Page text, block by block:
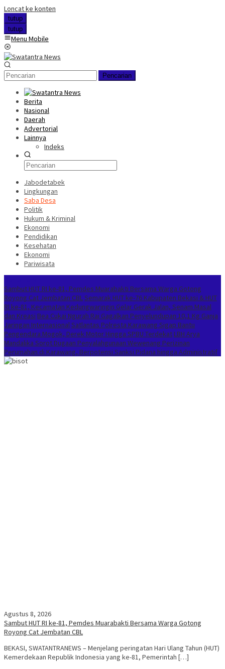
Loncat ke konten
tutup
tutup
Menu Mobile
Pencarian
Berita
Nasional
Daerah
Advertorial
Lainnya
Indeks
Jabodetabek
Lingkungan
Saba Desa
Politik
Hukum & Kriminal
Ekonomi
Pendidikan
Kesehatan
Ekonomi
Pariwisata
Sambut HUT RI ke-81, Pemdes Muarabakti Bersama Warga Gotong
Royong Cat Jembatan CBLSemarak HUT ke-76 Kabupaten Bekasi & HUT
RI ke-81, Kecamatan Kedungwaringin Gelar Gerak Jalan, Senam Masal
dan Kreasi Bea Cukai Ngurah Rai Gagalkan Penyelundupan 10,1 Kg Ganja
Jaringan InternasionalSatlantas Polresta Karawang Sigap Bantu
Pengendara Mogok, Derek Motor Hingga SPBU Terdekat LBH Arya
Mandalika Sorot Dugaan Penyalahgunaan Wewenang Perizinan
Perumahan di Karawang, Berpotensi Sanksi Pidana hingga Administratif
Agustus 8, 2026
Sambut HUT RI ke-81, Pemdes Muarabakti Bersama Warga Gotong
Royong Cat Jembatan CBL
BEKASI, SWATANTRANEWS – Menjelang peringatan Hari Ulang Tahun (HUT)
Kemerdekaan Republik Indonesia yang ke-81, Pemerintah […]